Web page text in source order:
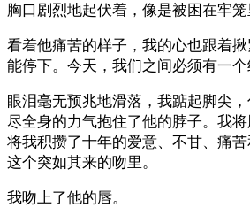
胸口剧烈地起伏着，像是被困在牢笼
看着他痛苦的样子，我的心也跟着
能停下。今天，我们之间必须有一个
眼泪毫无预兆地滑落，我踮起脚尖
尽全身的力气抱住了他的脖子。我将
将我积攒了十年的爱意、不甘、痛
这个突如其来的吻里。
我吻上了他的唇。